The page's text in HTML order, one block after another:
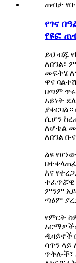
የገና
የዩፎ
ይህ ብጁ
ለበዓል፣
መፍትሄ
ዋና
በጣም
አይነት
ሲሆን
ለሆቴል
ለበዓል
ልዩ
እና
ተፈጥሯዊ
ምንም
ጣዕም
የምርት
ዲዛይኖች
ሳጥን
ጥቅሎች፣